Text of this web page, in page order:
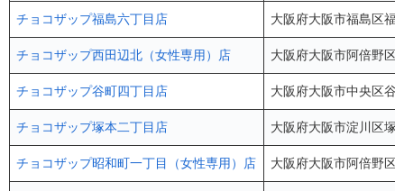
チョコザップ福島六丁目店 大阪府大阪市福島区
チョコザップ西田辺北（女性専用）店 大阪府大阪市阿倍野
チョコザップ谷町四丁目店 大阪府大阪市中央区
チョコザップ塚本二丁目店 大阪府大阪市淀川区
チョコザップ昭和町一丁目（女性専用）店 大阪府大阪市阿倍野